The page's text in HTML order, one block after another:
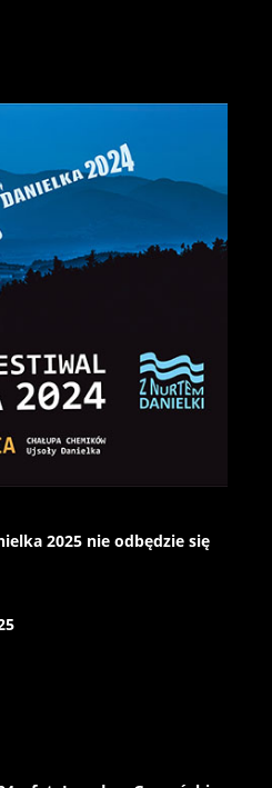
2025 nie odbędzie się